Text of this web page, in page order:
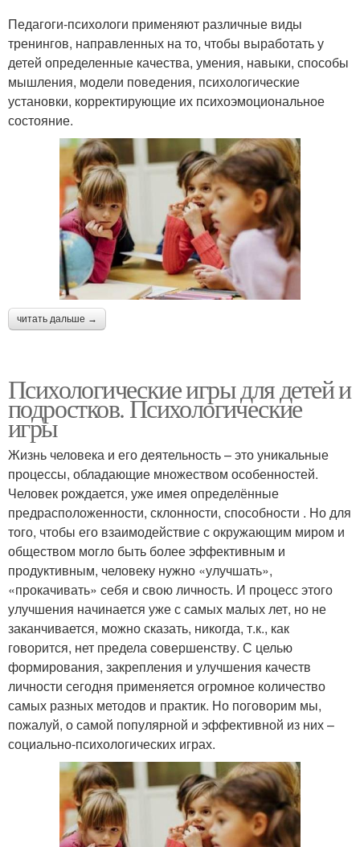
Педагоги-психологи применяют различные виды
тренингов, направленных на то, чтобы выработать у
детей определенные качества, умения, навыки, способы
мышления, модели поведения, психологические
установки, корректирующие их психоэмоциональное
состояние.
читать дальше →
Психологические игры для детей и
подростков. Психологические
игры
Жизнь человека и его деятельность – это уникальные
процессы, обладающие множеством особенностей.
Человек рождается, уже имея определённые
предрасположенности, склонности, способности . Но для
того, чтобы его взаимодействие с окружающим миром и
обществом могло быть более эффективным и
продуктивным, человеку нужно «улучшать»,
«прокачивать» себя и свою личность. И процесс этого
улучшения начинается уже с самых малых лет, но не
заканчивается, можно сказать, никогда, т.к., как
говорится, нет предела совершенству. С целью
формирования, закрепления и улучшения качеств
личности сегодня применяется огромное количество
самых разных методов и практик. Но поговорим мы,
пожалуй, о самой популярной и эффективной из них –
социально-психологических играх.